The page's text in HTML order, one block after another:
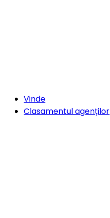
Vinde
Clasamentul agenților